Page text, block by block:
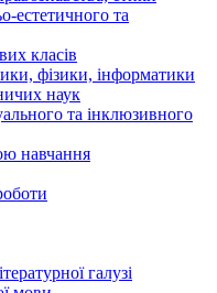
естетичного та
класів
фізики, інформатики
наук
та інклюзивного
навчання
галузі